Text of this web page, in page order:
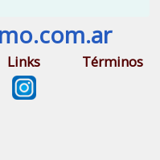
Links Términos